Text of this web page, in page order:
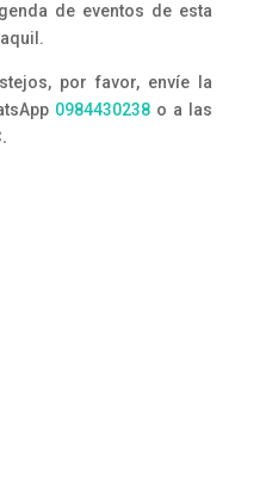
de eventos de esta
por favor, envíe la
0984430238 o a las